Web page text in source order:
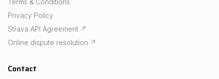
Terms & Conditions
Privacy Policy
Strava API Agreement ↗
Online dispute resolution ↗
Contact